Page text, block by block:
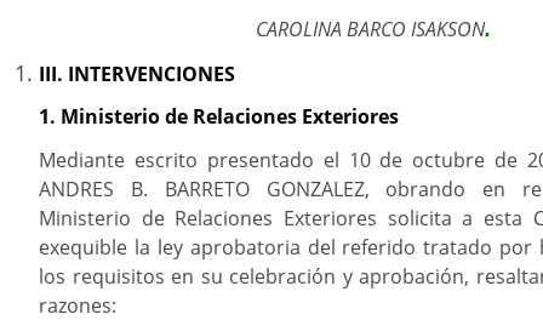
CAROLINA BARCO ISAKSON.
III. INTERVENCIONES
1. Ministerio de Relaciones Exteriores
Mediante escrito presentado el 10 de octubre de
ANDRES B. BARRETO GONZALEZ, obrando en
Ministerio de Relaciones Exteriores solicita a esta
exequible la ley aprobatoria del referido tratado por
los requisitos en su celebración y aprobación,
razones: